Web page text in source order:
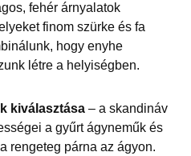
fehér árnyalatok
finom szürke és fa
hogy enyhe
létre a helyiségben.
kiválasztása – a skandináv
a gyűrt ágyneműk és
rengeteg párna az ágyon.